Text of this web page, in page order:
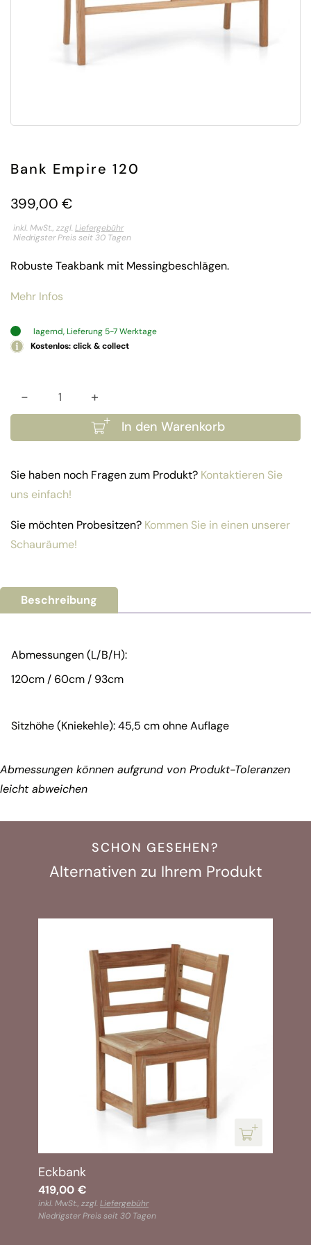
Bank Empire 120
399,00 €
inkl. MwSt., zzgl.Liefergebühr
Niedrigster Preis seit 30 Tagen
Robuste Teakbank mit Messingbeschlägen.
Mehr Infos
lagernd, Lieferung 5-7 Werktage
Kostenlos: click & collect
- +
In den Warenkorb
Sie haben noch Fragen zum Produkt? Kontaktieren Sie
uns einfach!
Sie möchten Probesitzen? Kommen Sie in einen unserer
Schauräume!
Beschreibung
Abmessungen (L/B/H):
120cm / 60cm / 93cm
Sitzhöhe (Kniekehle): 45,5 cm ohne Auflage
Abmessungen können aufgrund von Produkt-Toleranzen
leicht abweichen
SCHON GESEHEN?
Alternativen zu Ihrem Produkt
Eckbank
419,00 €
inkl. MwSt., zzgl.Liefergebühr
Niedrigster Preis seit 30 Tagen